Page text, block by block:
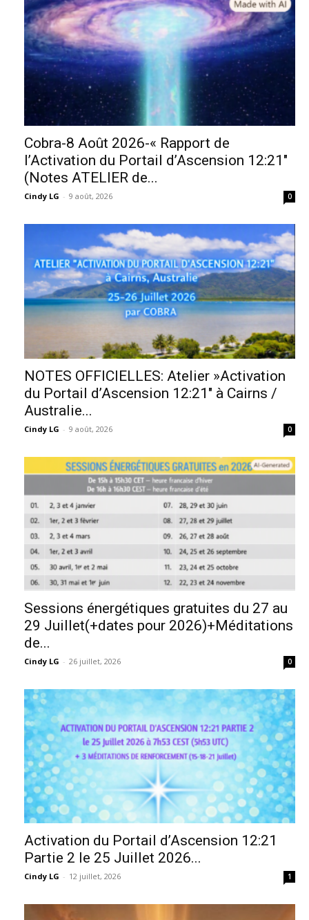
Cobra-8 Août 2026-« Rapport de
l’Activation du Portail d’Ascension 12:21″
(Notes ATELIER de...
Cindy LG - 9 août, 2026 0
NOTES OFFICIELLES: Atelier »Activation
du Portail d’Ascension 12:21″ à Cairns /
Australie...
Cindy LG - 9 août, 2026 0
Sessions énergétiques gratuites du 27 au
29 Juillet(+dates pour 2026)+Méditations
de...
Cindy LG - 26 juillet, 2026 0
Activation du Portail d’Ascension 12:21
Partie 2 le 25 Juillet 2026...
Cindy LG - 12 juillet, 2026 1